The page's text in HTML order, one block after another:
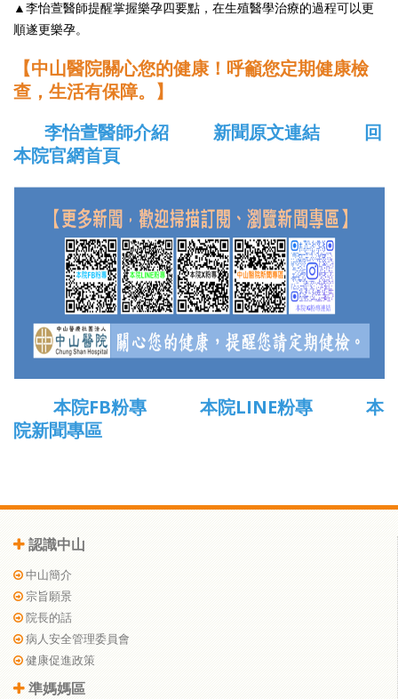
▲李怡萱醫師提醒掌握樂孕四要點，在生殖醫學治療的過程可以更
順遂更樂孕。
【中山醫院關心您的健康！呼籲您定期健康檢
查，生活有保障。】
李怡萱醫師介紹
新聞原文連結
回
本院官網首頁
本院FB粉專 本院LINE粉專
本
院新聞專區
認識中山
中山簡介
宗旨願景
院長的話
病人安全管理委員會
健康促進政策
準媽媽區